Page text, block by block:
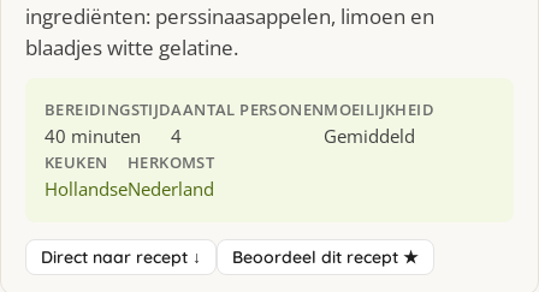
ingrediënten: perssinaasappelen, limoen en
blaadjes witte gelatine.
BEREIDINGSTIJD
40 minuten
AANTAL PERSONEN
4
MOEILIJKHEID
Gemiddeld
KEUKEN
Hollandse
HERKOMST
Nederland
Direct naar recept ↓ Beoordeel dit recept ★